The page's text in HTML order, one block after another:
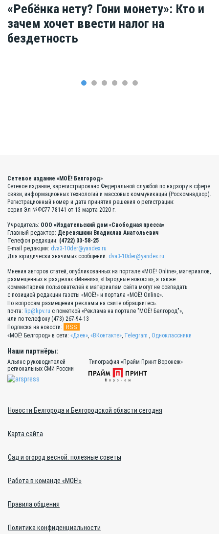
«Ребёнка нету? Гони монету»: Кто и
зачем хочет ввести налог на
бездетность
Сетевое издание «МОЁ! Белгород»
Сетевое издание, зарегистрировано Федеральной службой по надзору в сфере
связи, информационных технологий и массовых коммуникаций (Роскомнадзор).
Регистрационный номер и дата принятия решения о регистрации:
серия Эл №ФС77-78141 от 13 марта 2020 г.
Учредитель: ООО «Издательский дом «Свободная пресса»
Главный редактор: Деревяшкин Владислав Анатольевич
Телефон редакции: (4722) 33-58-25
E-mail редакции: dva3-10der@yandex.ru
Для юридически значимых сообщений: dva3-10der@yandex.ru
Мнения авторов статей, опубликованных на портале «МОЁ! Online», материалов,
размещённых в разделах «Мнения», «Народные новости», а также
комментариев пользователей к материалам сайта могут не совпадать
с позицией редакции газеты «МОЁ!» и портала «МОЁ! Online».
По вопросам размещения рекламы на сайте обращайтесь:
почта: lip@kpv.ru с пометкой «Реклама на портале "МОЁ! Белгород"»,
или по телефону (473) 267-94-13
Подписка на новости:
RSS
«МОЁ! Белгород» в сети: «Дзен», «ВКонтакте», Telegram , Одноклассники
Наши партнёры:
Альянс руководителей
региональных СМИ России
Типография «Прайм Принт Воронеж»
Новости Белгорода и Белгородской области сегодня
Карта сайта
Сад и огород весной: полезные советы
Работа в команде «МОЁ!»
Правила общения
Политика конфиденциальности